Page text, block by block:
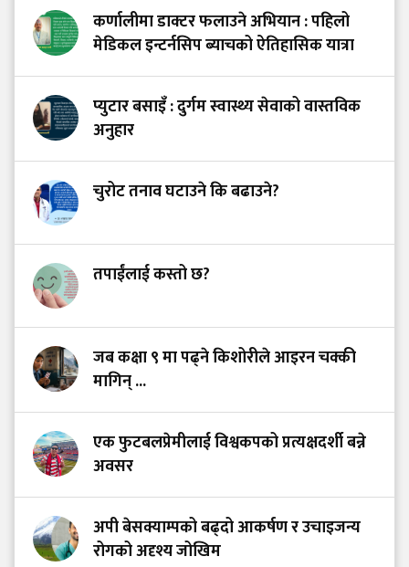
कर्णालीमा डाक्टर फलाउने अभियान : पहिलो
मेडिकल इन्टर्नसिप ब्याचको ऐतिहासिक यात्रा
प्युटार बसाइँ : दुर्गम स्वास्थ्य सेवाको वास्तविक
अनुहार
चुरोट तनाव घटाउने कि बढाउने?
तपाईंलाई कस्तो छ?
जब कक्षा ९ मा पढ्ने किशोरीले आइरन चक्की
मागिन् ...
एक फुटबलप्रेमीलाई विश्वकपको प्रत्यक्षदर्शी बन्ने
अवसर
अपी बेसक्याम्पको बढ्दो आकर्षण र उचाइजन्य
रोगको अदृश्य जोखिम